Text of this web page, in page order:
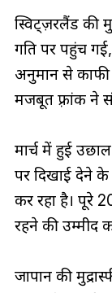
स्विट्ज़रलैंड की
गति पर पहुंच
अनुमान से काफी
मजबूत फ़्रांक ने
मार्च में हुई
पर दिखाई देने
कर रहा है। पूरे
रहने की उम्मीद
जापान की